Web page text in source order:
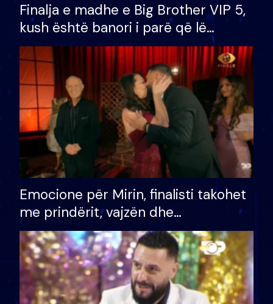
Finalja e madhe e Big Brother VIP 5,
kush është banori i parë që lë
shtëpinë dhe humb mundësinë për
të fituar çmimin e madh
Emocione për Mirin, finalisti takohet
me prindërit, vajzën dhe
bashkëshorten: S’kemi ndonjë letër
divorci apo jo?